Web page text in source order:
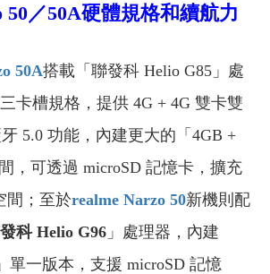
50／50A硬體規格和續航力
50A搭載「聯發科 Helio G85」處
卡槽規格，提供 4G + 4G 雙卡雙
5.0 功能，內建更大的「4GB +
，可透過 microSD 記憶卡，擴充
間；至於realme Narzo 50新機則配
科 Helio G96 」處理器，內建
單一版本，支援 microSD 記憶